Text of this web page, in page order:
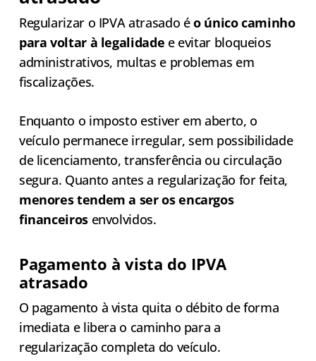
Regularizar o IPVA atrasado éo único caminho
para voltar à legalidade e evitar bloqueios
administrativos, multas e problemas em
fiscalizações.
Enquanto o imposto estiver em aberto, o
veículo permanece irregular, sem possibilidade
de licenciamento, transferência ou circulação
segura. Quanto antes a regularização for feita,
menores tendem a ser os encargos
financeirosenvolvidos.
Pagamento à vista do IPVA
atrasado
O pagamento à vista quita o débito de forma
imediata e libera o caminho para a
regularização completa do veículo.